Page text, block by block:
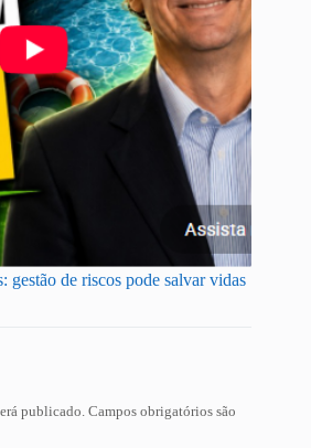
gestão de riscos pode salvar vidas
publicado. Campos obrigatórios são